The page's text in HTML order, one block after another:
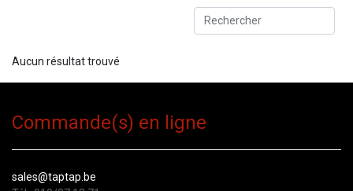
Aucun résultat trouvé
Commande(s) en ligne
sales@taptap.be